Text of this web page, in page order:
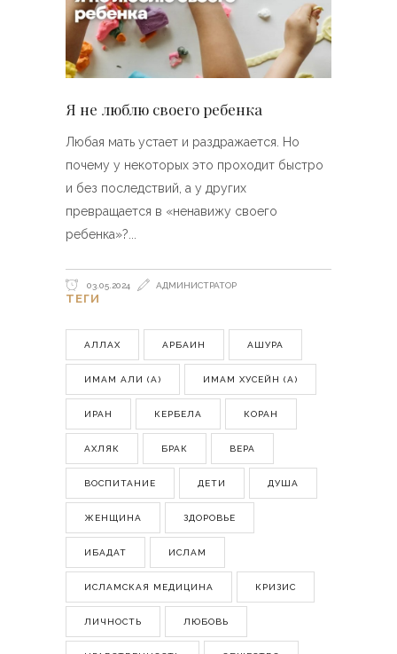
Я не люблю своего ребенка
Любая мать устает и раздражается. Но
почему у некоторых это проходит быстро
и без последствий, а у других
превращается в «ненавижу своего
ребенка»?
03.05.2024 АДМИНИСТРАТОР
ТЕГИ
АЛЛАХ АРБАИН АШУРА
ИМАМ АЛИ (А) ИМАМ ХУСЕЙН (А)
ИРАН КЕРБЕЛА КОРАН
АХЛЯК БРАК ВЕРА
ВОСПИТАНИЕ ДЕТИ ДУША
ЖЕНЩИНА ЗДОРОВЬЕ
ИБАДАТ ИСЛАМ
ИСЛАМСКАЯ МЕДИЦИНА КРИЗИС
ЛИЧНОСТЬ ЛЮБОВЬ